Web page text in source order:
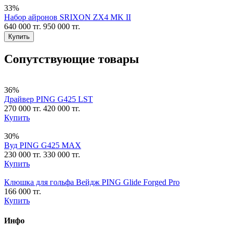
33%
Набор айронов SRIXON ZX4 MK II
640 000 тг. 950 000 тг.
Купить
Сопутствующие товары
36%
Драйвер PING G425 LST
270 000 тг. 420 000 тг.
Купить
30%
Вуд PING G425 MAX
230 000 тг. 330 000 тг.
Купить
Клюшка для гольфа Вейдж PING Glide Forged Pro
166 000 тг.
Купить
Инфо